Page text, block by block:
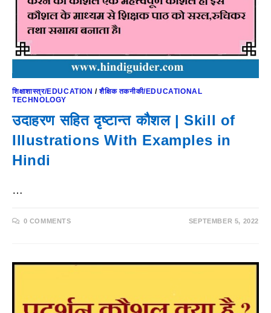
शिक्षाशास्त्र/EDUCATION /शैक्षिक तकनीकी/EDUCATIONAL
TECHNOLOGY
उदाहरण सहित दृष्टान्त कौशल | Skill of
Illustrations With Examples in
Hindi
…
0 COMMENTS SEPTEMBER 5, 2022